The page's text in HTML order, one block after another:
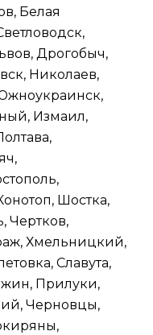
Белая
Дрогобыч,
Николаев,
Измаил,
Шостка,
Чертков,
Хмельницкий,
Славута,
Прилуки,
Черновцы,